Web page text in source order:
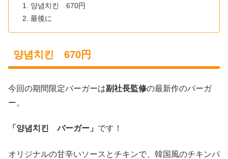
양념치킨 670円
最後に
양념치킨 670円
今回の期間限定バーガーは副社長監修の最新作のバーガ
ー。
「양념치킨 バーガー」 です！
オリジナルの甘辛いソースとチキンで、韓国風のチキンバ